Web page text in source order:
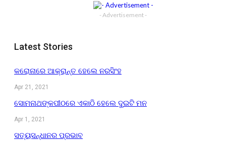
- Advertisement -
Latest Stories
କରୋନାରେ ଆକ୍ରାନ୍ତ ହେଲେ ନରସିଂହ
Apr 21, 2021
ସୋମନାଥଙ୍କପୀଠରେ ଏକାଠି ହେଲେ ଦୁଇଟି ମନ
Apr 1, 2021
ସତ୍ୟସନ୍ଧାନର ପ୍ରଭାବ